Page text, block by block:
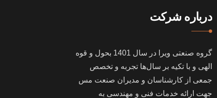
درباره شرکت
گروه صنعتی ویرا در سال
بحول و قوه
الهی و با تکیه بر سال‌ها تجربه و تخصص
جمعی از کارشناسان و مدیران صنعت مس
جهت ارائه خدمات فنی و مهندسی به